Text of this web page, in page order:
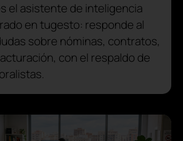
el asistente de inteligencia
en tugesto: responde al
sobre nóminas, contratos,
con el respaldo de